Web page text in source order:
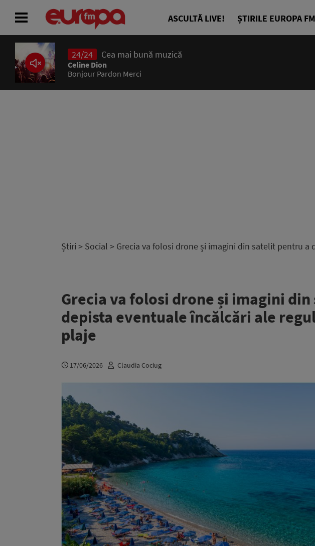
ASCULTĂ LIVE! ȘTIRILE EUROPA FM
24/24 Cea mai bună muzică
Celine Dion
Bonjour Pardon Merci
Știri > Social > Grecia va folosi drone și imagini din satelit pentru
Grecia va folosi drone și imagini
depista eventuale încălcări ale
plaje
17/06/2026 Claudia Cociug
ACASĂ
ȘTIRI